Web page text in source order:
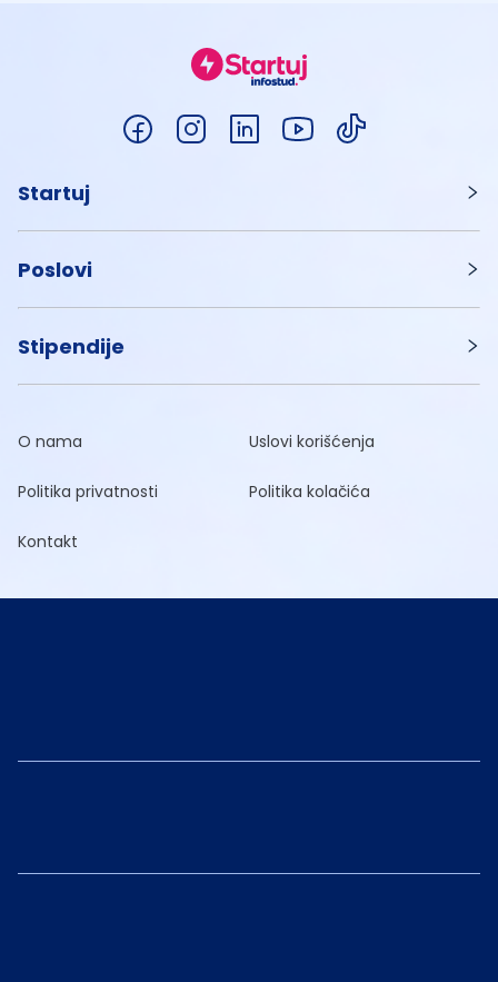
Startuj
Poslovi
Stipendije
O nama Uslovi korišćenja
Politika privatnosti Politika kolačića
Kontakt